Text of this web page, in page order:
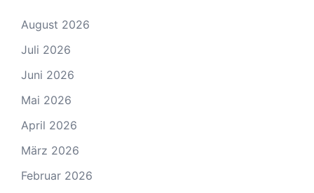
August 2026
Juli 2026
Juni 2026
Mai 2026
April 2026
März 2026
Februar 2026